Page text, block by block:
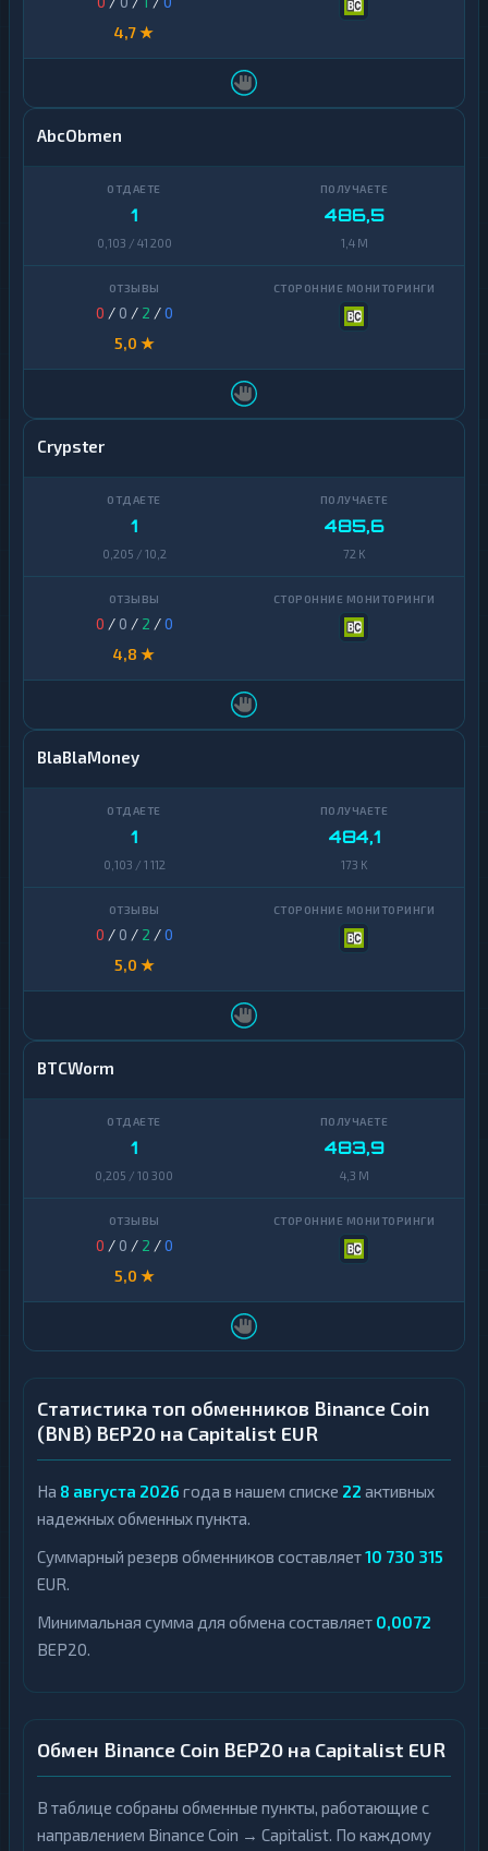
4,7 ★
AbcObmen
1
0,103 / 41 200
486,5
1,4 M
0 / 0 / 2 /0
5,0 ★
Crypster
1
0,205 / 10,2
485,6
72 K
0 / 0 / 2 /0
4,8 ★
BlaBlaMoney
1
0,103 / 1 112
484,1
173 K
0 / 0 / 2 /0
5,0 ★
BTCWorm
1
0,205 / 10 300
483,9
4,3 M
0 / 0 / 2 /0
5,0 ★
Статистика топ обменников Binance Coin
(BNB) BEP20 на Capitalist EUR
На 8 августа 2026 года в нашем списке 22 активных
надежных обменных пункта.
Суммарный резерв обменников составляет10 730 315
EUR.
Минимальная сумма для обмена составляет 0,0072
BEP20.
Обмен Binance Coin BEP20 на Capitalist EUR
В таблице собраны обменные пункты, работающие с
направлением Binance Coin → Capitalist. По каждому